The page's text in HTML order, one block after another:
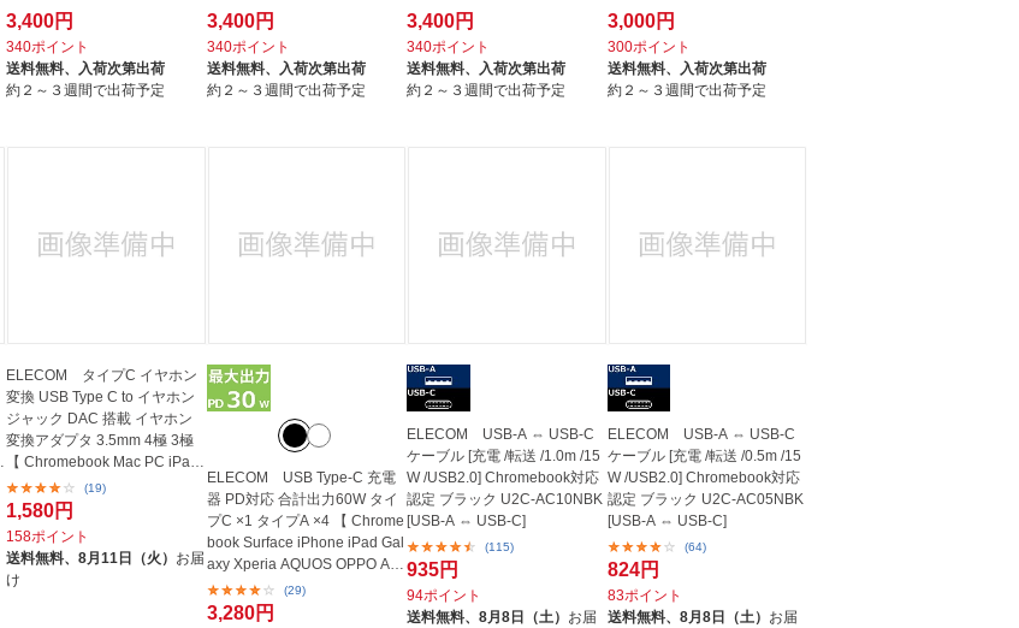
ー 付...
3,400円
340ポイント
送料無料、 入荷次第出荷
約２～３週間で出荷予定
面に取...
3,400円
340ポイント
送料無料、 入荷次第出荷
約２～３週間で出荷予定
ける...
3,400円
340ポイント
送料無料、 入荷次第出荷
約２～３週間で出荷予定
四隅...
3,000円
300ポイント
送料無料、
入荷次第出荷
約２～３週間で出荷予定
ELECOM タイプC イヤホン
変換 USB Type C to イヤホン
ジャック DAC 搭載 イヤホン
変換アダプタ 3.5mm 4極 3極
【 Chromebook Mac PC iPad
Android...
(19)
1,580円
158ポイント
送料無料、8月11日（火） お届
け
ELECOM USB Type-C 充電
器 PD対応 合計出力60W タイ
プC ×1 タイプA ×4 【 Chrome
book Surface iPhone iPad Gal
axy Xperia AQUOS OPPO And
roid各...
(29)
3,280円
ELECOM USB-A ⇔ USB-C
ケーブル [充電 /転送 /1.0m /15
W /USB2.0] Chromebook対応
認定 ブラック U2C-AC10NBK
[USB-A ⇔ USB-C]
(115)
935円
94ポイント
送料無料、8月8日（土） お届
ELECOM USB-A ⇔ USB-C
ケーブル [充電 /転送 /0.5m /15
W /USB2.0] Chromebook対応
認定 ブラック U2C-AC05NBK
[USB-A ⇔ USB-C]
(64)
824円
83ポイント
送料無料、 8月8日（土） お届